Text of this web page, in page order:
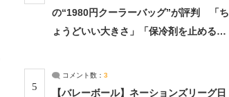
の“1980円クーラーバッグ”が評判 「ち
ょうどいい大きさ」「保冷剤を止めるベ
5
コメント数： 3
【バレーボール】ネーションズリーグ日